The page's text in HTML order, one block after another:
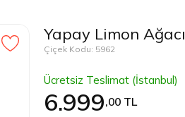
Yapay Limon Ağacı
Çiçek Kodu: 5962
Ücretsiz Teslimat (İstanbul)
6.999,00 TL